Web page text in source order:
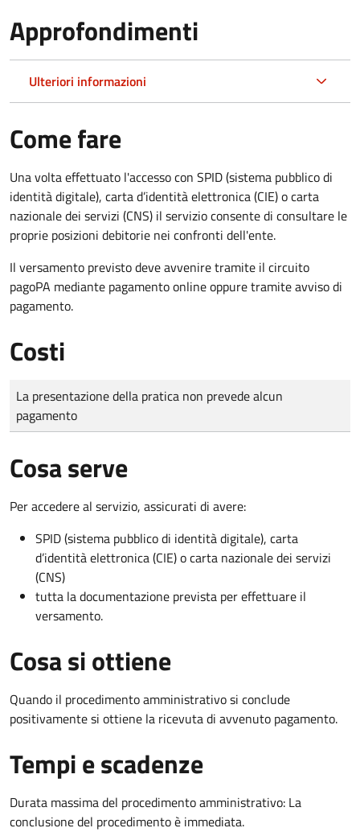
Approfondimenti
Ulteriori informazioni
Come fare
Una volta effettuato l'accesso con SPID (sistema pubblico di
identità digitale), carta d’identità elettronica (CIE) o carta
nazionale dei servizi (CNS) il servizio consente di consultare le
proprie posizioni debitorie nei confronti dell'ente.
Il versamento previsto deve avvenire tramite il circuito
pagoPA mediante pagamento online oppure tramite avviso di
pagamento.
Costi
Tipo di pagamento
Importo
La presentazione della pratica non prevede alcun
pagamento
Cosa serve
Per accedere al servizio, assicurati di avere:
SPID (sistema pubblico di identità digitale), carta
d’identità elettronica (CIE) o carta nazionale dei servizi
(CNS)
tutta la documentazione prevista per effettuare il
versamento.
Cosa si ottiene
Quando il procedimento amministrativo si conclude
positivamente si ottiene la ricevuta di avvenuto pagamento.
Tempi e scadenze
Durata massima del procedimento amministrativo: La
conclusione del procedimento è immediata.